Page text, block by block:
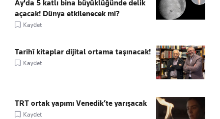
Ay'da 5 katlı bina büyüklüğünde delik
açacak! Dünya etkilenecek mi?
Kaydet
Tarihî kitaplar dijital ortama taşınacak!
Kaydet
TRT ortak yapımı Venedik’te yarışacak
Kaydet